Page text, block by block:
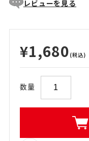
レビューを見る
¥1,680 (税込)
数量